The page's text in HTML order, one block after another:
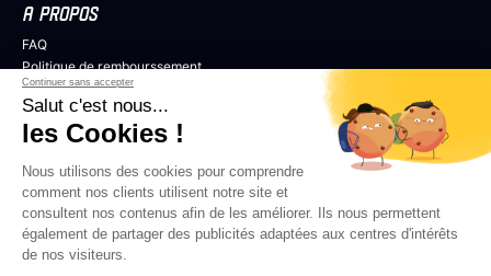
Continuer sans accepter
Salut c'est nous...
les Cookies !
Nous utilisons des cookies pour comprendre
comment nos clients utilisent notre site et
consultent nos contenus afin de les améliorer. Ils nous permettent
également de partager des publicités adaptées aux centres d'intérêts
de nos visiteurs.
A PROPOS
FAQ
Politique de rembourssement
Politique de confidentialité
COLLABORER
Professionnels de l’audiovisuel
Revendeurs
Influenceurs